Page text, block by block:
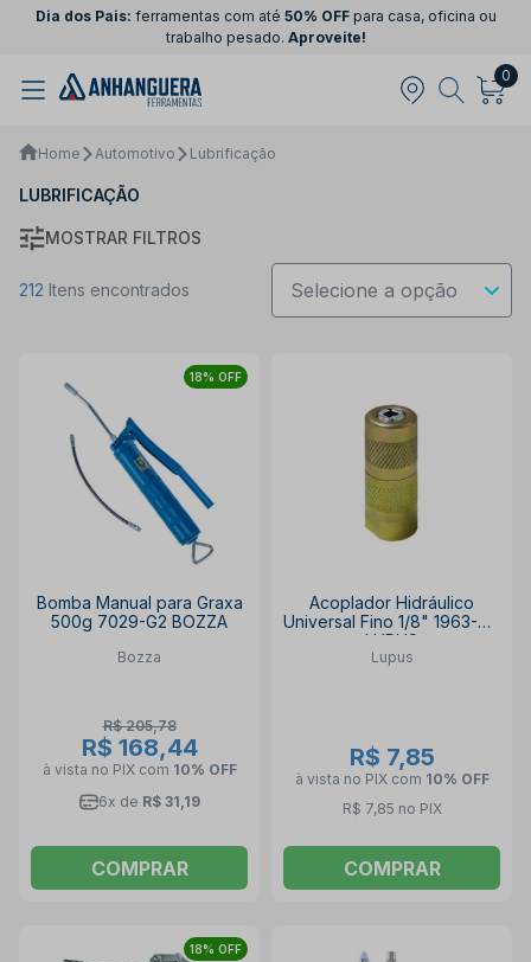
Dia dos Pais: ferramentas com até 50% OFFpara casa, oficina ou
trabalho pesado. Aproveite!
0
Home Automotivo Lubrificação
LUBRIFICAÇÃO
MOSTRAR FILTROS
212 Itens encontrados
18% OFF
Bomba Manual para Graxa
500g 7029-G2 BOZZA
Bozza
R$ 205,78
R$ 168,44
à vista no PIX com 10% OFF
6x de R$ 31,19
COMPRAR
Acoplador Hidráulico
Universal Fino 1/8" 1963-HP
LUPUS
Lupus
R$ 7,85
à vista no PIX com 10% OFF
R$ 7,85 no PIX
COMPRAR
18% OFF